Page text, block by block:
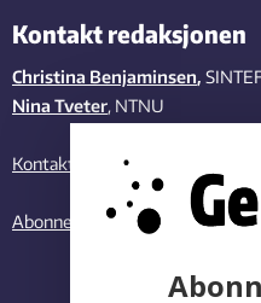
Kontakt redaksjonen
Christina Benjaminsen,
Nina Tveter, NTNU
Kontakt oss
Abonner på vårt nyhetsbrev